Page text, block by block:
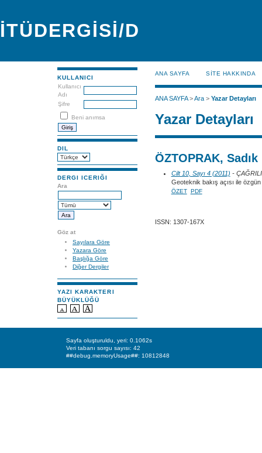
İTÜDERGİSİ/D
KULLANICI
Kullanıcı
Adı
Şifre
Beni anımsa
DIL
DERGI ICERIĞI
Ara
Göz at
Sayılara Göre
Yazara Göre
Başlığa Göre
Diğer Dergiler
YAZI KARAKTERI
BÜYÜKLÜĞÜ
ANA SAYFA SİTE HAKKINDA
ANA SAYFA>Ara> Yazar Detayları
Yazar Detayları
ÖZTOPRAK, Sadık
Cilt 10, Sayı 4 (2011) -
Geoteknik bakış açısı ile
ÖZET PDF
ISSN: 1307-167X
Sayfa oluşturuldu, yeri: 0.1062s
Veri tabanı sorgu sayısı: 42
##debug.memoryUsage##: 10812848